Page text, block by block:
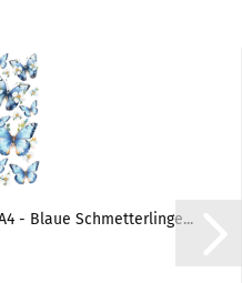
- Blaue Schmetterlinge...